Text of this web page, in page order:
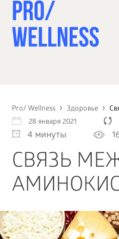
Pro/ Wellness Здоровье
28 января 2021
4 минуты
СВЯЗЬ
СПОРТ
ЗДОРОВЬЕ
КРАСОТА
ПСИХОЛОГИЯ
ДОМ